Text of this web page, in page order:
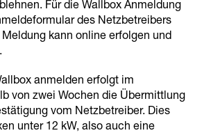
Für die Wallbox Anmeldung
des Netzbetreibers
kann online erfolgen und
anmelden erfolgt im
von zwei Wochen die Übermittlung
vom Netzbetreiber. Dies
unter 12 kW, also auch eine